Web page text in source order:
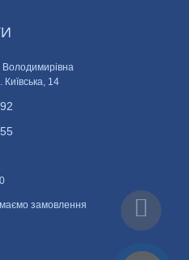
Київська, 14
замовлення